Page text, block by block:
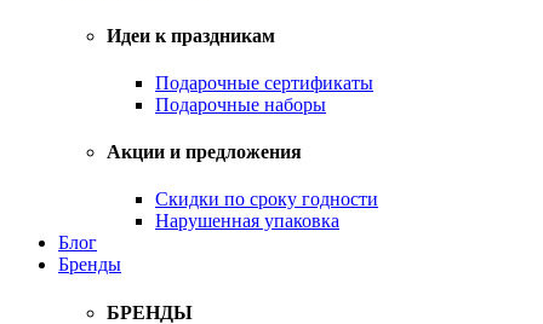
Идеи к праздникам
Подарочные сертификаты
Подарочные наборы
Акции и предложения
Скидки по сроку годности
Нарушенная упаковка
Блог
Бренды
БРЕНДЫ